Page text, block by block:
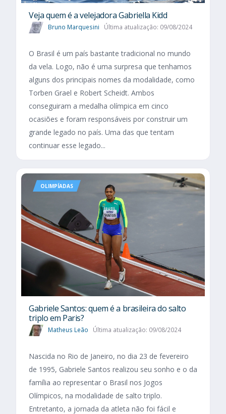
Veja quem é a velejadora Gabriella Kidd
Bruno Marquesini Última atualização: 09/08/2024
O Brasil é um país bastante tradicional no mundo
da vela. Logo, não é uma surpresa que tenhamos
alguns dos principais nomes da modalidade, como
Torben Grael e Robert Scheidt. Ambos
conseguiram a medalha olímpica em cinco
ocasiões e foram responsáveis por construir um
grande legado no país. Uma das que tentam
continuar esse legado...
OLIMPÍADAS
Gabriele Santos: quem é a brasileira do salto
triplo em Paris?
Matheus Leão Última atualização: 09/08/2024
Nascida no Rio de Janeiro, no dia 23 de fevereiro
de 1995, Gabriele Santos realizou seu sonho e o da
família ao representar o Brasil nos Jogos
Olímpicos, na modalidade de salto triplo.
Entretanto, a jornada da atleta não foi fácil e